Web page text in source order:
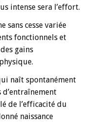
intense sera l’effort.
sans cesse variée
fonctionnels et
gains
naît spontanément
d’entraînement
de l’efficacité du
naissance